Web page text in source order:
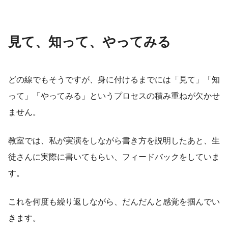
見て、知って、やってみる
どの線でもそうですが、身に付けるまでには「見て」「知
って」「やってみる」というプロセスの積み重ねが欠かせ
ません。
教室では、私が実演をしながら書き方を説明したあと、生
徒さんに実際に書いてもらい、フィードバックをしていま
す。
これを何度も繰り返しながら、だんだんと感覚を掴んでい
きます。